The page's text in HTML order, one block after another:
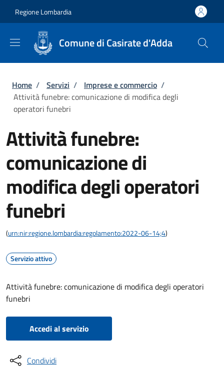
Regione Lombardia
Comune di Casirate d'Adda
Briciole di pane
Home / Servizi / Imprese e commercio /
Attività funebre: comunicazione di modifica degli
operatori funebri
Attività funebre:
comunicazione di
modifica degli operatori
funebri
(urn:nir:regione.lombardia:regolamento:2022-06-14;4)
Servizio attivo
Attività funebre: comunicazione di modifica degli operatori
funebri
Accedi al servizio
Condividi